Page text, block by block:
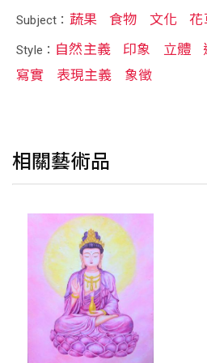
Subject： 蔬果 食物 文化 花
Style： 自然主義 印象 立體
寫實
表現主義 象徵
相關藝術品